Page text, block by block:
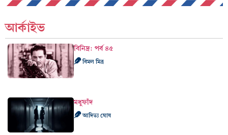
আর্কাইভ
বিনিদ্র: পর্ব ৪৫
বিমল মিত্র
মধুফাঁদ
আদিত্য ঘোষ